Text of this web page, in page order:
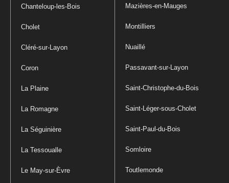
Chanteloup-les-Bois
Cholet
Cléré-sur-Layon
Coron
La Plaine
La Romagne
La Séguinière
La Tessoualle
Le May-sur-Èvre
Mazières-en-Mauges
Montilliers
Nuaillé
Passavant-sur-Layon
Saint-Christophe-du-Bois
Saint-Léger-sous-Cholet
Saint-Paul-du-Bois
Somloire
Toutlemonde